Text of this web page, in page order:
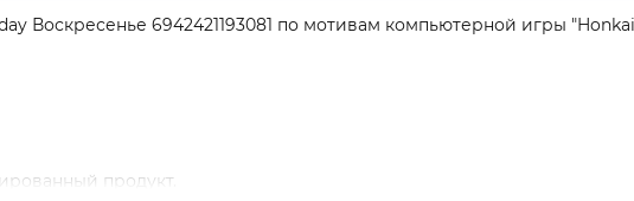
Воскресенье 6942421193081 по мотивам компьютерной игры
продукт.